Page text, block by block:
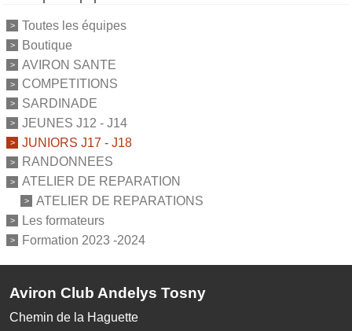
Toutes les équipes
Boutique
AVIRON SANTE
COMPETITIONS
SARDINADE
JEUNES J12 - J14
JUNIORS J17 - J18
RANDONNEES
ATELIER DE REPARATION
ATELIER DE REPARATIONS
Les formateurs
Formation 2023 -2024
Aviron Club Andelys Tosny
Chemin de la Haguette